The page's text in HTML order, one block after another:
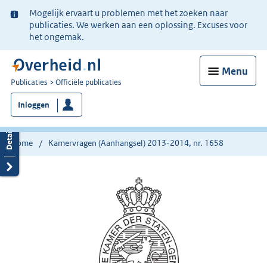
Ter
informatie:
Mogelijk ervaart u problemen met het zoeken naar
publicaties. We werken aan een oplossing. Excuses voor
het ongemak.
Menu
U
bent
nu
hier:
Publicaties Officiële publicaties
Inloggen
Home Kamervragen (Aanhangsel) 2013-2014, nr. 1658